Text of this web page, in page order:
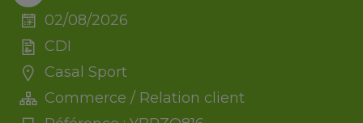
02/08/2026
CDI
Casal Sport
Commerce / Relation client